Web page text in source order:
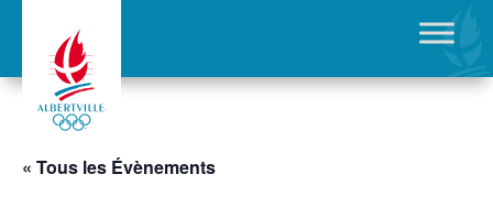
« Tous les Évènements